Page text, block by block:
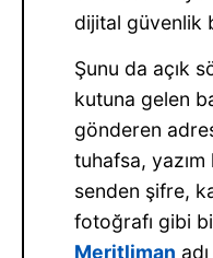
dijital güvenlik
Şunu da açık
kutuna gelen
gönderen
tuhafsa, yazım
senden şifre,
fotoğrafı gibi
Meritliman